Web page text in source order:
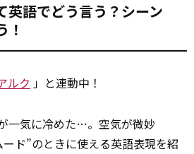
英語でどう言う？シーン
！
ルク 」と連動中！
一気に冷めた…。空気が微妙
ド”のときに使える英語表現を紹